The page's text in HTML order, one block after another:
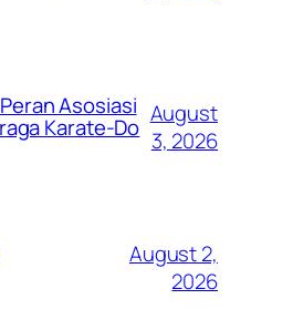
Asosiasi
Karate-Do August
3, 2026
August 2,
2026